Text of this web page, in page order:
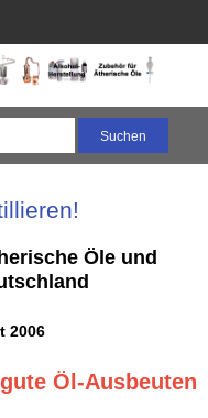
Öle und
2006
Öl-Ausbeuten